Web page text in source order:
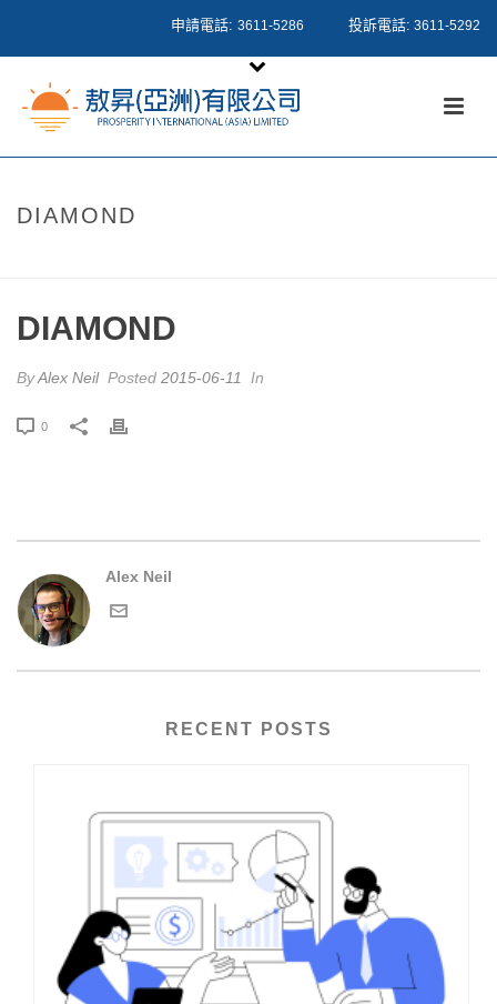
申請電話: 3611-5286 投訴電話: 3611-5292
DIAMOND
DIAMOND
ByAlex Neil Posted 2015-06-11 In
0
Alex Neil
RECENT POSTS